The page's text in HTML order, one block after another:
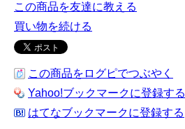
この商品を友達に教える
買い物を続ける
この商品をログピでつぶやく
Yahoo!ブックマークに登録する
はてなブックマークに登録する